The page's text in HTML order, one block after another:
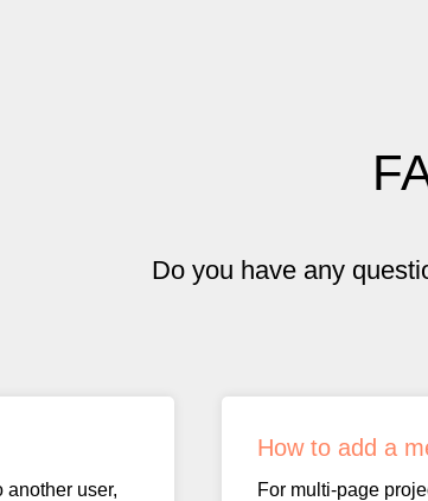
Do you have any
another user,
How to add a
For multi-page